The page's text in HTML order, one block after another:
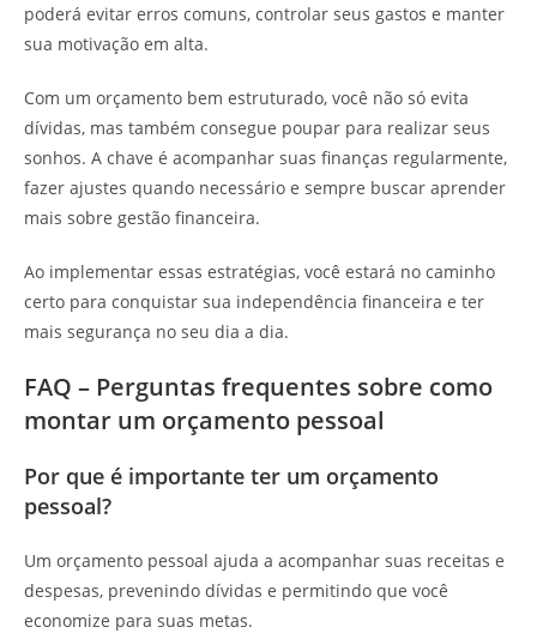
poderá evitar erros comuns, controlar seus gastos e manter
sua motivação em alta.
Com um orçamento bem estruturado, você não só evita
dívidas, mas também consegue poupar para realizar seus
sonhos. A chave é acompanhar suas finanças regularmente,
fazer ajustes quando necessário e sempre buscar aprender
mais sobre gestão financeira.
Ao implementar essas estratégias, você estará no caminho
certo para conquistar sua independência financeira e ter
mais segurança no seu dia a dia.
FAQ – Perguntas frequentes sobre como
montar um orçamento pessoal
Por que é importante ter um orçamento
pessoal?
Um orçamento pessoal ajuda a acompanhar suas receitas e
despesas, prevenindo dívidas e permitindo que você
economize para suas metas.